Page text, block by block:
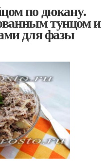
по дюкану.
тунцом и
для фазы